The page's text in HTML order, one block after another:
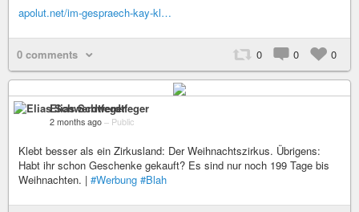
apolut.net/im-gespraech-kay-kl…
0 comments 0 0 0
Elias Schwerdtfeger
2 months ago – Public
Klebt besser als ein Zirkusland: Der Weihnachtszirkus. Übrigens:
Habt ihr schon Geschenke gekauft? Es sind nur noch 199 Tage bis
Weihnachten. | #Werbung #Blah